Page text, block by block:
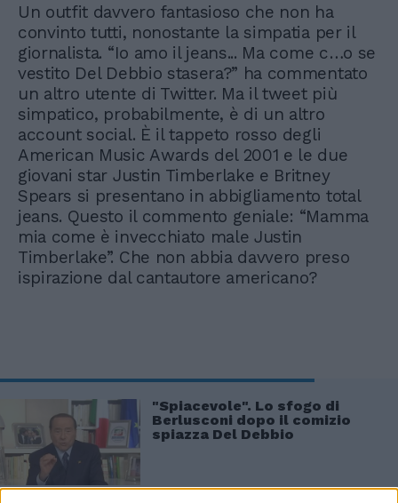
Un outfit davvero fantasioso che non ha
convinto tutti, nonostante la simpatia per il
giornalista. “Io amo il jeans... Ma come c…o se
vestito Del Debbio stasera?” ha commentato
un altro utente di Twitter. Ma il tweet più
simpatico, probabilmente, è di un altro
account social. È il tappeto rosso degli
American Music Awards del 2001 e le due
giovani star Justin Timberlake e Britney
Spears si presentano in abbigliamento total
jeans. Questo il commento geniale: “Mamma
mia come è invecchiato male Justin
Timberlake”. Che non abbia davvero preso
ispirazione dal cantautore americano?
"Spiacevole". Lo sfogo di
Berlusconi dopo il comizio
spiazza Del Debbio